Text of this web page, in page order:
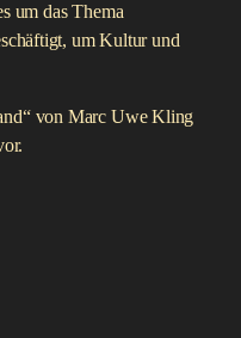
um das Thema
um Kultur und
von Marc Uwe Kling